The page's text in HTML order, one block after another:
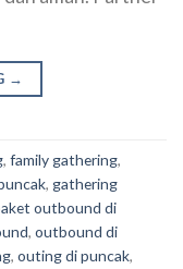
→
, family gathering,
, gathering
outbound di
, outbound di
, outing di puncak,